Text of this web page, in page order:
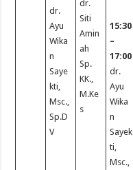
dr.
Ayu
Wika
n
Saye
kti,
Msc.,
Sp.D
V
dr.
Siti
Amin
ah
Sp.
KK.,
M.Ke
s
15:30
–
17:00
dr.
Ayu
Wika
n
Sayek
ti,
Msc.,